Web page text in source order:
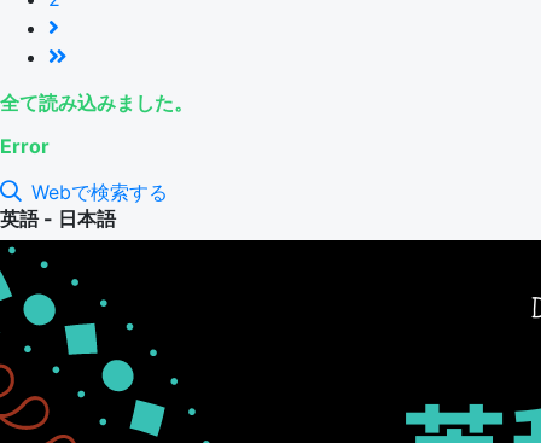
全て読み込みました。
Error
Webで検索する
英語 - 日本語